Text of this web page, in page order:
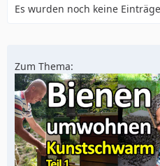
Es wurden noch keine
Zum Thema: